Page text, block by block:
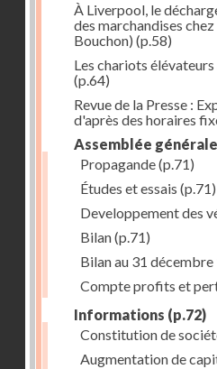
À Liverpool, le
des marchandises
Bouchon) (p.58)
Les chariots
(p.64)
Revue de la Presse :
d'après des horaires
Assemblée générale
Propagande(p.71)
Études et essais (p.71)
Developpement des
Bilan(p.71)
Bilan au 31 décembre
Compte profits et
Informations (p.72)
Constitution de
Augmentation de